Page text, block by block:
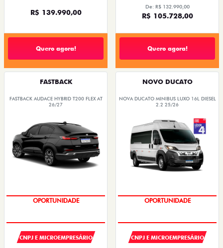
R$ 139.990,00
Quero agora!
De: R$ 132.990,00
R$ 105.728,00
Quero agora!
FASTBACK
FASTBACK AUDACE HYBRID T200 FLEX AT
26/27
OPORTUNIDADE
CNPJ E MICROEMPRESÁRIO
NOVO DUCATO
NOVA DUCATO MINIBUS LUXO 16L DIESEL
2.2 25/26
OPORTUNIDADE
CNPJ E MICROEMPRESÁRIO